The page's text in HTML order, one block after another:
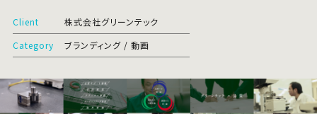
Client
株式会社グリーンテック
Category
ブランディング 動画